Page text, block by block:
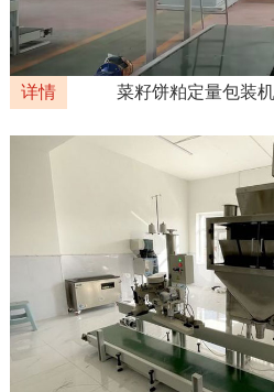
详情 菜籽饼粕定量包装机